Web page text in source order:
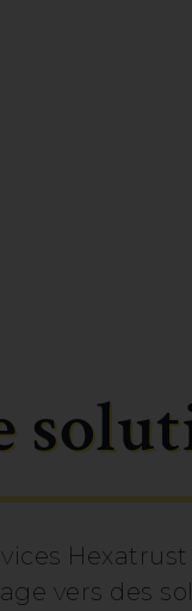
Hexatrust
vers des